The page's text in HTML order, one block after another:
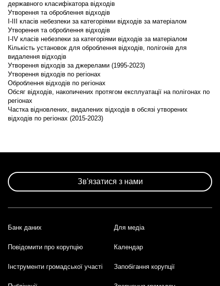
державного класифікатора відходів
Утворення та оброблення відходів
І-ІІІ класів небезпеки за категоріями відходів за матеріалом
Утворення та оброблення відходів
І-ІV класів небезпеки за категоріями відходів за матеріалом
Кількість установок для оброблення відходів, полігонів для
видалення відходів
Утворення відходів за джерелами (1995-2023)
Утворення відходів по регіонах
Оброблення відходів по регіонах
Обсяг відходів, накопичених протягом експлуатації на полігонах по
регіонах
Частка відновлених, видалених відходів в обсязі утворених
відходів по регіонах (2015-2023)
Зв'язатися з нами
Footer
Банк даних Для медіа
Повідомити про корупцію Календар
Інструменти громадської участі Запобігання корупції